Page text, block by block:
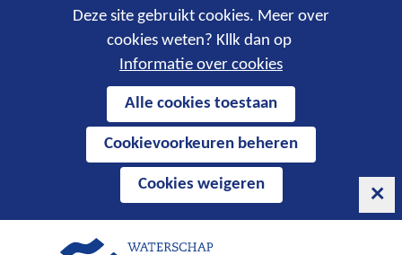
Cookies
toestaan?
Deze site gebruikt cookies. Meer over
cookies weten? Kllk dan op
Informatie over cookies
cookies
Alle cookies toestaan
Cookievoorkeuren beheren
Cookies weigeren